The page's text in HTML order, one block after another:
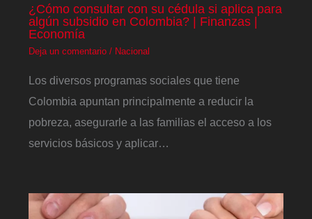
¿Cómo consultar con su cédula si aplica para
algún subsidio en Colombia? | Finanzas |
Economía
Deja un comentario / Nacional
Los diversos programas sociales que tiene
Colombia apuntan principalmente a reducir la
pobreza, asegurarle a las familias el acceso a los
servicios básicos y aplicar…